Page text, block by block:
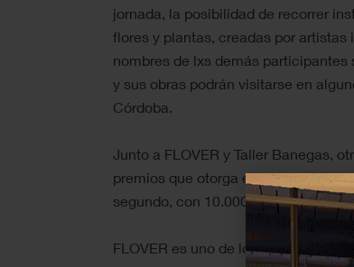
jornada, la posibilidad de recorrer
flores y plantas, creadas por
nombres de lxs demás
y sus obras podrán visitarse en
Córdoba.
Junto a FLOVER y Taller Banegas,
premios que otorga el festival: el
segundo, con 10.000 euros.
FLOVER es uno de los estudios de